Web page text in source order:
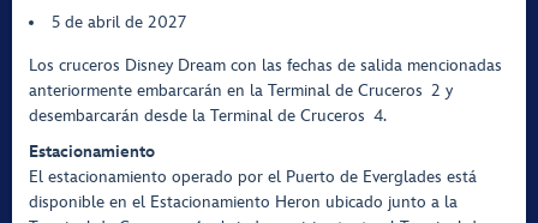
5 de abril de 2027
Los cruceros Disney Dream con las fechas de salida mencionadas
anteriormente embarcarán en la Terminal de Cruceros 2 y
desembarcarán desde la Terminal de Cruceros 4.
Estacionamiento
El estacionamiento operado por el Puerto de Everglades está
disponible en el Estacionamiento Heron ubicado junto a la